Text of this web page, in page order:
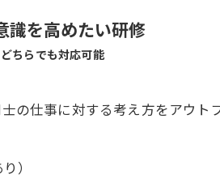
を高めたい研修
ちらでも対応可能
の仕事に対する考え方をアウト
）